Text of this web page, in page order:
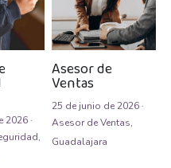
CONTABLE
2026·
Asesor de
Ventas
25 de junio de 2026·
Asesor de Ventas,
Guadalajara